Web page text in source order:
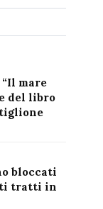
“Il mare
del libro
bloccati
tratti in